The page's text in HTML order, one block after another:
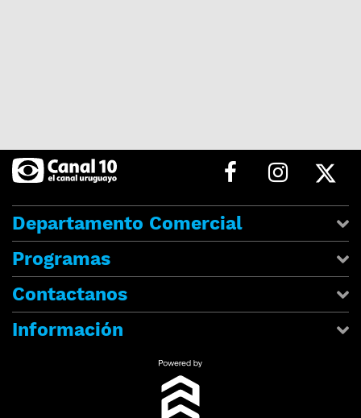
Departamento Comercial
Programas
Contactanos
Información